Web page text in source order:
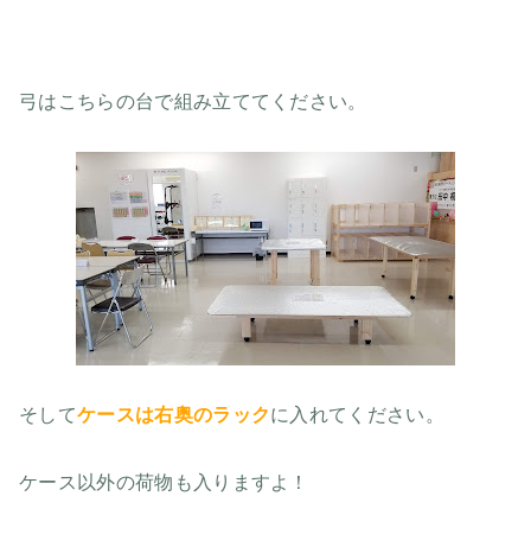
弓はこちらの台で組み立ててください。
そしてケースは右奥のラックに入れてください。
ケース以外の荷物も入りますよ！